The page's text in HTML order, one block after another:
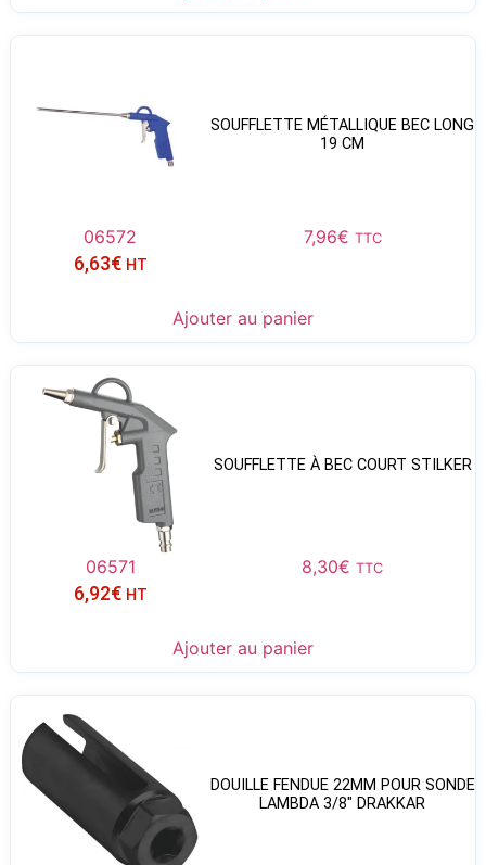
SOUFFLETTE MÉTALLIQUE BEC LONG
19 CM
06572 7,96€ TTC
6,63€ HT
Ajouter au panier
SOUFFLETTE À BEC COURT STILKER
06571 8,30€ TTC
6,92€ HT
Ajouter au panier
DOUILLE FENDUE 22MM POUR SONDE
LAMBDA 3/8″ DRAKKAR